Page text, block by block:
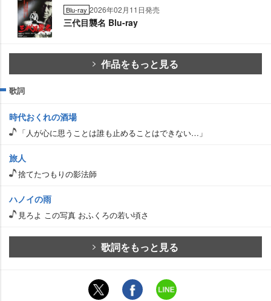
Blu-ray 2026年02月11日発売
三代目襲名 Blu-ray
作品をもっと見る
歌詞
時代おくれの酒場
「人が心に思うことは誰も止めることはできない…」
旅人
捨てたつもりの影法師
ハノイの雨
見ろよ この写真 おふくろの若い頃さ
歌詞をもっと見る